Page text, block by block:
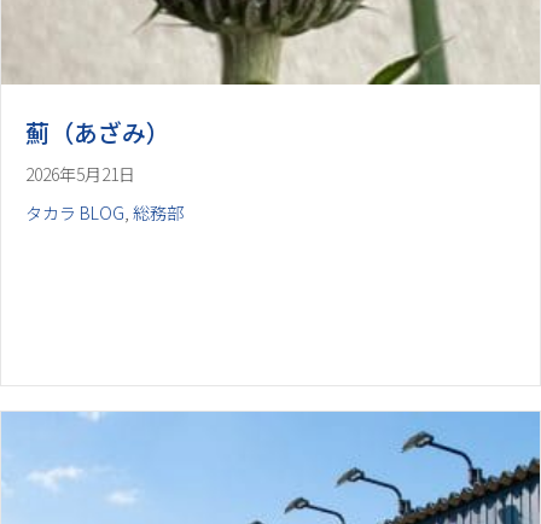
薊（あざみ）
2026年5月21日
タカラ BLOG, 総務部